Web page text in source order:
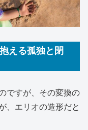
える孤独と閉
ですが、その変換の
、エリオの造形だと